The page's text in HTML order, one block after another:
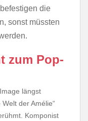
die
sonst müssten
zum Pop-
längst
der Amélie“
Komponist